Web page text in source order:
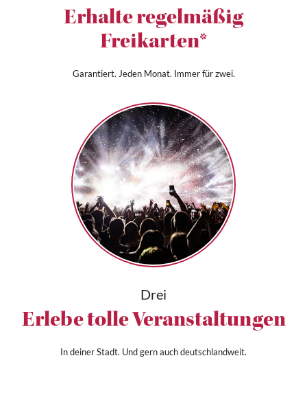
Erhalte regelmäßig
Freikarten*
Garantiert. Jeden Monat. Immer für zwei.
Drei
Erlebe tolle Veranstaltungen
In deiner Stadt. Und gern auch deutschlandweit.